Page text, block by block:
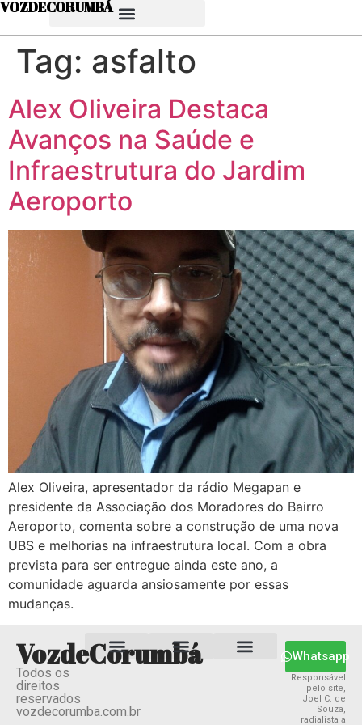
VOZDECORUMBÁ
Tag: asfalto
Alex Oliveira Destaca
Avanços na Saúde e
Infraestrutura do Jardim
Aeroporto
Alex Oliveira, apresentador da rádio Megapan e
presidente da Associação dos Moradores do Bairro
Aeroporto, comenta sobre a construção de uma nova
UBS e melhorias na infraestrutura local. Com a obra
prevista para ser entregue ainda este ano, a
comunidade aguarda ansiosamente por essas
mudanças.
VozdeCorumbá
Todos os
direitos
reservados
vozdecorumba.com.br
Whatsapp
Responsável
pelo site,
Joel C. de
Souza,
radialista a